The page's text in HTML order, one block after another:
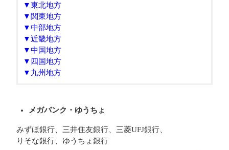
▼東北地方
▼関東地方
▼中部地方
▼近畿地方
▼中国地方
▼四国地方
▼九州地方
メガバンク・ゆうちょ
みずほ銀行、三井住友銀行、三菱UFJ銀行、
りそな銀行、ゆうちょ銀行